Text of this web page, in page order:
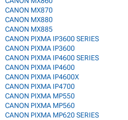
CANON MX870
CANON MX880
CANON MX885
CANON PIXMA IP3600 SERIES
CANON PIXMA IP3600
CANON PIXMA IP4600 SERIES
CANON PIXMA IP4600
CANON PIXMA IP4600X
CANON PIXMA IP4700
CANON PIXMA MP550
CANON PIXMA MP560
CANON PIXMA MP620 SERIES